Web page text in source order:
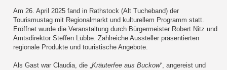
Am 26. April 2025 fand in Rathstock (Alt Tucheband) der
Tourismustag mit Regionalmarkt und kulturellem Programm statt.
Eröffnet wurde die Veranstaltung durch Bürgermeister Robert Nitz und
Amtsdirektor Steffen Lübbe. Zahlreiche Aussteller präsentierten
regionale Produkte und touristische Angebote.
Als Gast war Claudia, die „Kräuterfee aus Buckow“, angereist und